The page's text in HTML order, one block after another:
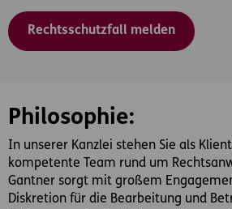
Rechtsschutzfall melden
Philosophie:
In unserer Kanzlei stehen Sie als
kompetente Team rund um
Gantner sorgt mit großem
Diskretion für die Bearbeitung und